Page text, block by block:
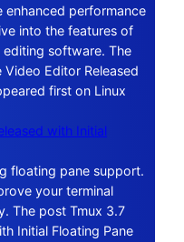
enhanced performance
into the features of
software. The
Editor Released
first on Linux
with Initial
floating pane support.
your terminal
The post Tmux 3.7
Initial Floating Pane